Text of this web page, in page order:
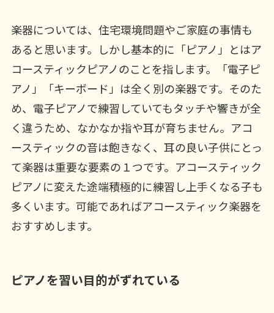
楽器については、住宅環境問題やご家庭の事情も
あると思います。しかし基本的に「ピアノ」とはア
コースティックピアノのことを指します。「電子ピ
アノ」「キーボード」は全く別の楽器です。そのた
め、電子ピアノで練習していてもタッチや響きが全
く違うため、なかなか指や耳が育ちません。アコ
ースティックの音は飽きなく、耳の良い子供にとっ
て楽器は重要な要素の１つです。アコースティック
ピアノに変えた途端積極的に練習し上手くなる子も
多くいます。可能であればアコースティック楽器を
おすすめします。
ピアノを習い目的がずれている